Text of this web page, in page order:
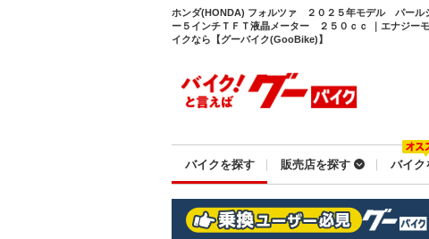
ホンダ(HONDA) フォルツァ ２０２５年モデル パール
ー５インチＴＦＴ液晶メーター ２５０ｃｃ ｜エナジー
イクなら【グーバイク(GooBike)】
バイクを探す 販売店を探す バイク